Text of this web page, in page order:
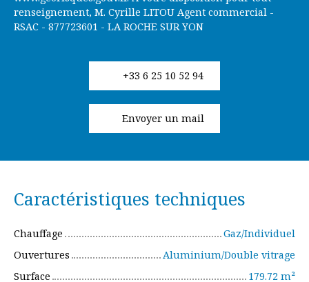
renseignement, M. Cyrille LITOU Agent commercial -
RSAC - 877723601 - LA ROCHE SUR YON
+33 6 25 10 52 94
Envoyer un mail
Caractéristiques techniques
Chauffage
Gaz/Individuel
Ouvertures
Aluminium/Double vitrage
Surface
179.72 m²